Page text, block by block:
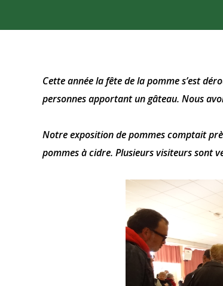
Cette année la fête de la pomme s’est
personnes apportant un gâteau. Nous
Notre exposition de pommes comptait
pommes à cidre. Plusieurs visiteurs sont